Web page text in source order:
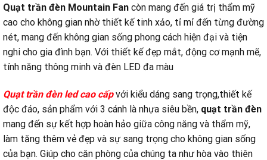
Quạt trần đèn Mountain Fan còn mang đến giá trị thẩm mỹ
cao cho không gian nhờ thiết kế tinh xảo, tỉ mỉ đến từng đường
nét, mang đến không gian sống phong cách hiện đại và tiện
nghi cho gia đình bạn. Với thiết kế đẹp mắt, động cơ mạnh mẽ,
tính năng thông minh và đèn LED đa màu
Quạt trần đèn led cao cấpvới kiểu dáng sang trọng,thiết kế
độc đáo, sản phẩm với 3 cánh là nhựa siêu bền, quạt trần đèn
mang đến sự kết hợp hoàn hảo giữa công năng và thẩm mỹ,
làm tăng thêm vẻ đẹp và sự sang trọng cho không gian sống
của bạn. Giúp cho căn phòng của chúng ta như hòa vào thiên